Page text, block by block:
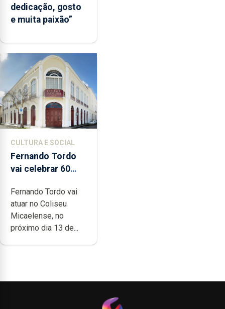
dedicação, gosto
e muita paixão”
CULTURA E SOCIAL
Fernando Tordo
vai celebrar 60
no Coliseu
Micaelense
Fernando Tordo vai
atuar no Coliseu
Micaelense, no
próximo dia 13 de...